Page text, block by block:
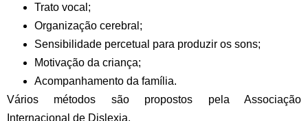
Trato vocal;
Organização cerebral;
Sensibilidade percetual para produzir os sons;
Motivação da criança;
Acompanhamento da família.
Vários métodos são propostos pela Associação
Internacional de Dislexia.